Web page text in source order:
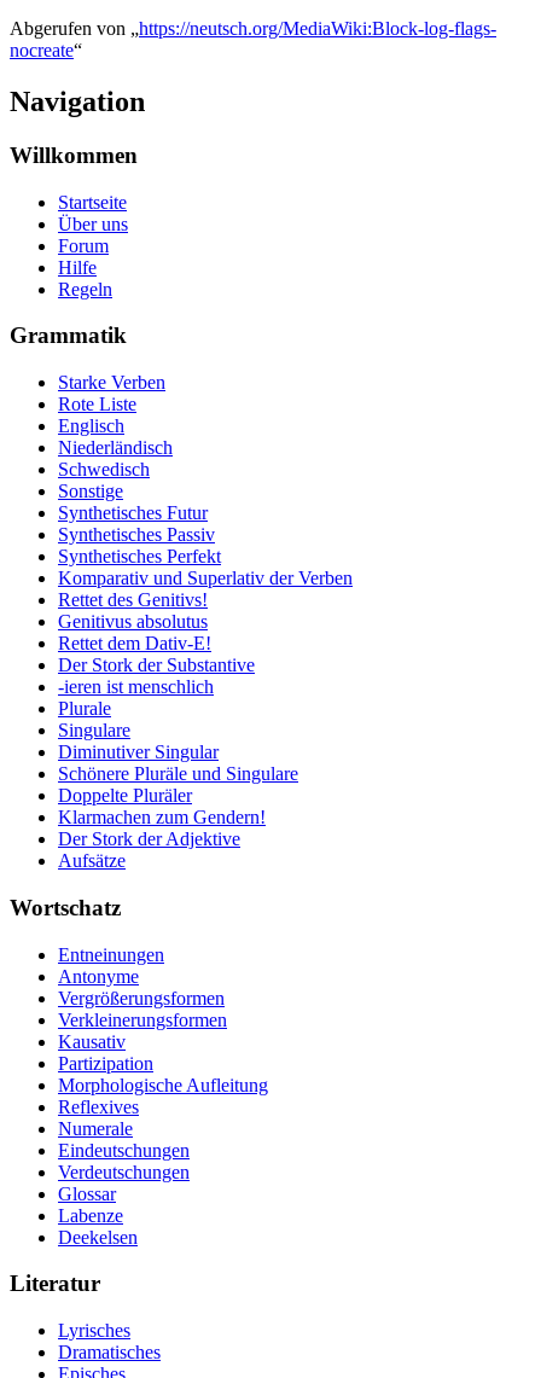
Abgerufen von „https://neutsch.org/MediaWiki:Block-log-flags-
nocreate“
Navigation
Willkommen
Startseite
Über uns
Forum
Hilfe
Regeln
Grammatik
Starke Verben
Rote Liste
Englisch
Niederländisch
Schwedisch
Sonstige
Synthetisches Futur
Synthetisches Passiv
Synthetisches Perfekt
Komparativ und Superlativ der Verben
Rettet des Genitivs!
Genitivus absolutus
Rettet dem Dativ-E!
Der Stork der Substantive
-ieren ist menschlich
Plurale
Singulare
Diminutiver Singular
Schönere Pluräle und Singulare
Doppelte Pluräler
Klarmachen zum Gendern!
Der Stork der Adjektive
Aufsätze
Wortschatz
Entneinungen
Antonyme
Vergrößerungsformen
Verkleinerungsformen
Kausativ
Partizipation
Morphologische Aufleitung
Reflexives
Numerale
Eindeutschungen
Verdeutschungen
Glossar
Labenze
Deekelsen
Literatur
Lyrisches
Dramatisches
Episches